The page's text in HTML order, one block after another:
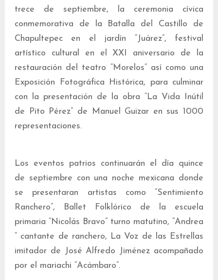
trece de septiembre, la ceremonia cívica
conmemorativa de la Batalla del Castillo de
Chapultepec en el jardín “Juárez”, festival
artístico cultural en el XXI aniversario de la
restauración del teatro “Morelos” así como una
Exposición Fotográfica Histórica, para culminar
con la presentación de la obra “La Vida Inútil
de Pito Pérez” de Manuel Guizar en sus 1000
representaciones.
Los eventos patrios continuarán el día quince
de septiembre con una noche mexicana donde
se presentaran artistas como “Sentimiento
Ranchero”, Ballet Folklórico de la escuela
primaria “Nicolás Bravo” turno matutino, “Andrea
“ cantante de ranchero, La Voz de las Estrellas
imitador de José Alfredo Jiménez acompañado
por el mariachi “Acámbaro”.